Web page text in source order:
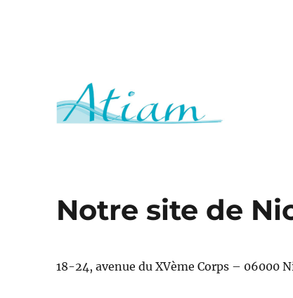
Notre site de
18-24, avenue du XVème Corps – 06000